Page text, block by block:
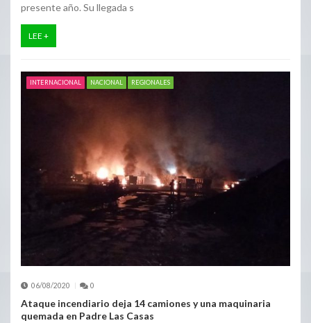
presente año. Su llegada s
LEE +
INTERNACIONAL NACIONAL REGIONALES
06/08/2020 0
Ataque incendiario deja 14 camiones y una maquinaria
quemada en Padre Las Casas